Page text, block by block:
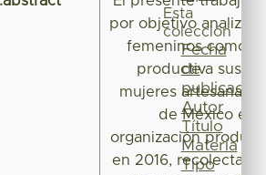
por objetivo analizar
femeninos como
productiva
mujeres artesanas
de México en
organización
en 2016,
Esta
colección
Fecha
de
publicación
Autor
Título
Materia
Tipo